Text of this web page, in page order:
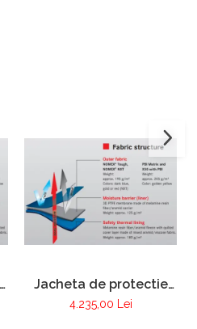
Jacheta de protectie
FIRE MAX 3 galben,
NOMEX® Tought
4.235,00 Lei